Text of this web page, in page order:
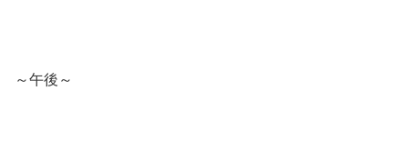
～午後～